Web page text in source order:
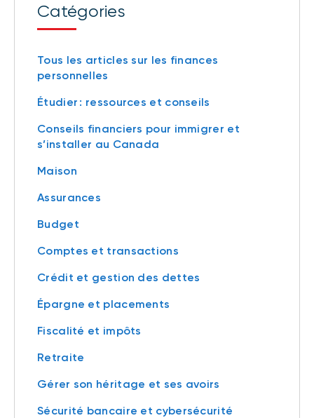
Catégories
Tous les articles sur les finances
personnelles
Étudier : ressources et conseils
Conseils financiers pour immigrer et
s’installer au Canada
Maison
Assurances
Budget
Comptes et transactions
Crédit et gestion des dettes
Épargne et placements
Fiscalité et impôts
Retraite
Gérer son héritage et ses avoirs
Sécurité bancaire et cybersécurité